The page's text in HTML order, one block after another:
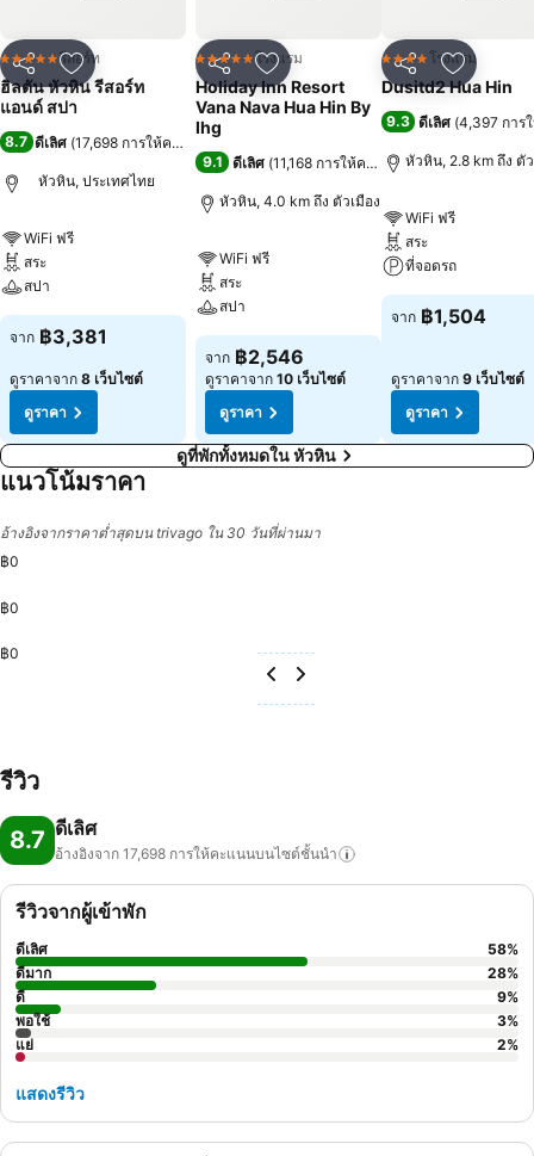
แชร์ เพิ่มในรายการโปรด
5 ดาว รีสอร์ท
ฮิลตัน หัวหิน รีสอร์ท
แอนด์ สปา
8.7 ดีเลิศ (17,698 การให้คะแนน )
หัวหิน, ประเทศไทย
WiFi ฟรี
สระ
สปา
จาก ฿3,381
ดูราคาจาก 8 เว็บไซต์
ดูราคา
แชร์ เพิ่มในรายการโปรด
5 ดาว โรงแรม
Holiday Inn Resort
Vana Nava Hua Hin By
Ihg
9.1 ดีเลิศ (11,168 การให้คะแนน )
หัวหิน, 4.0 km ถึง ตัวเมือง
WiFi ฟรี
สระ
สปา
จาก ฿2,546
ดูราคาจาก 10 เว็บไซต์
ดูราคา
แชร์ เพิ่มในรา
4 ดาว โรงแรม
Dusitd2 Hua Hin
9.3 ดีเลิศ (4,397 การ
หัวหิน, 2.8 km ถึง ตั
WiFi ฟรี
สระ
ที่จอดรถ
จาก ฿1,504
ดูราคาจาก 9 เว็บไซต์
ดูราคา
ดูที่พักทั้งหมดใน หัวหิน
แนวโน้มราคา
อ้างอิงจากราคาต่ำสุดบน trivago ใน 30 วันที่ผ่านมา
฿0
฿0
฿0
รีวิว
8.7 ดีเลิศ
อ้างอิงจาก 17,698 การให้คะแนนบนไซต์ชั้นนำ
รีวิวจากผู้เข้าพัก
ดีเลิศ 58%
ดีมาก
28%
ดี
9%
พอใช้
3%
แย่
2%
แสดงรีวิว